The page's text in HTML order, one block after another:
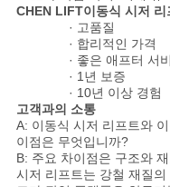
CHEN LIFT이동식 시저
· 고품질
· 합리적인 가격
· 좋은 애프터 서
· 1년 보증
· 10년 이상 경험
고객과의 소통
A: 이동식 시저 리프트와
이점은 무엇입니까?
B: 주요 차이점은 구조와
시저 리프트는 강철 재질